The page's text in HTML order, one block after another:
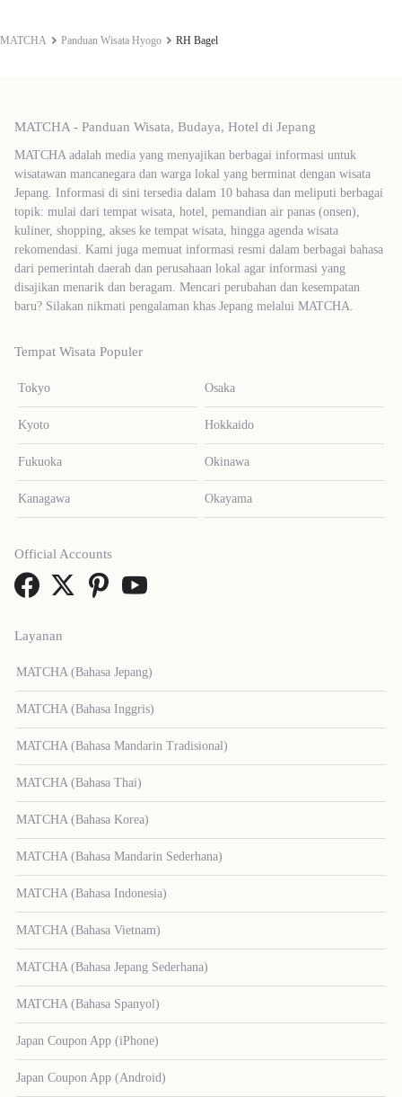
MATCHA Panduan Wisata Hyogo RH Bagel
MATCHA - Panduan Wisata, Budaya, Hotel di Jepang
MATCHA adalah media yang menyajikan berbagai informasi untuk
wisatawan mancanegara dan warga lokal yang berminat dengan wisata
Jepang. Informasi di sini tersedia dalam 10 bahasa dan meliputi berbagai
topik: mulai dari tempat wisata, hotel, pemandian air panas (onsen),
kuliner, shopping, akses ke tempat wisata, hingga agenda wisata
rekomendasi. Kami juga memuat informasi resmi dalam berbagai bahasa
dari pemerintah daerah dan perusahaan lokal agar informasi yang
disajikan menarik dan beragam. Mencari perubahan dan kesempatan
baru? Silakan nikmati pengalaman khas Jepang melalui MATCHA.
Tempat Wisata Populer
Tokyo Osaka
Kyoto Hokkaido
Fukuoka Okinawa
Kanagawa Okayama
Layanan
MATCHA (Bahasa Jepang)
MATCHA (Bahasa Inggris)
MATCHA (Bahasa Mandarin Tradisional)
MATCHA (Bahasa Thai)
MATCHA (Bahasa Korea)
MATCHA (Bahasa Mandarin Sederhana)
MATCHA (Bahasa Indonesia)
MATCHA (Bahasa Vietnam)
MATCHA (Bahasa Jepang Sederhana)
MATCHA (Bahasa Spanyol)
Japan Coupon App (iPhone)
Japan Coupon App (Android)
Official Accounts